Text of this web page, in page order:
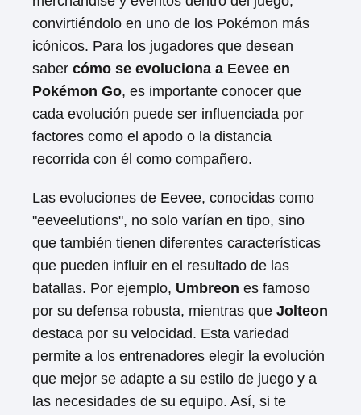
convirtiéndolo en uno de los Pokémon más
icónicos. Para los jugadores que desean
saber cómo se evoluciona a Eevee en
Pokémon Go, es importante conocer que
cada evolución puede ser influenciada por
factores como el apodo o la distancia
recorrida con él como compañero.
Las evoluciones de Eevee, conocidas como
"eeveelutions", no solo varían en tipo, sino
que también tienen diferentes características
que pueden influir en el resultado de las
batallas. Por ejemplo, Umbreon es famoso
por su defensa robusta, mientras que Jolteon
destaca por su velocidad. Esta variedad
permite a los entrenadores elegir la evolución
que mejor se adapte a su estilo de juego y a
las necesidades de su equipo. Así, si te